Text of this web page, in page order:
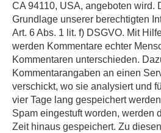
CA 94110, USA, angeboten wird.
Grundlage unserer berechtigten
Art. 6 Abs. 1 lit. f) DSGVO. Mit
werden Kommentare echter
Kommentaren unterschieden.
Kommentarangaben an einen
verschickt, wo sie analysiert und
vier Tage lang gespeichert
Spam eingestuft worden, werden
Zeit hinaus gespeichert. Zu